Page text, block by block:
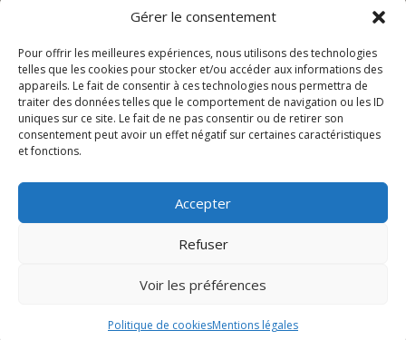
Gérer le consentement
Pour offrir les meilleures expériences, nous utilisons des technologies
telles que les cookies pour stocker et/ou accéder aux informations des
appareils. Le fait de consentir à ces technologies nous permettra de
traiter des données telles que le comportement de navigation ou les ID
uniques sur ce site. Le fait de ne pas consentir ou de retirer son
consentement peut avoir un effet négatif sur certaines caractéristiques
et fonctions.
Accepter
Refuser
Voir les préférences
Politique de cookiesMentions légales